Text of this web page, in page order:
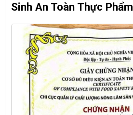
Sinh An Toàn Thực Phẩm